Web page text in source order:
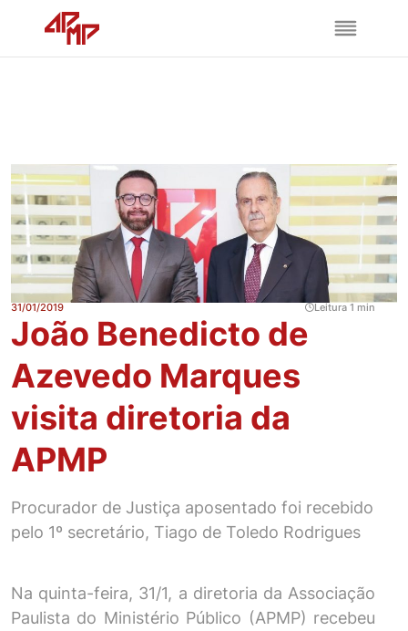
31/01/2019 Leitura 1 min
João Benedicto de
Azevedo Marques
visita diretoria da
APMP
Procurador de Justiça aposentado foi recebido
pelo 1º secretário, Tiago de Toledo Rodrigues
Na quinta-feira, 31/1, a diretoria da Associação
Paulista do Ministério Público (APMP) recebeu